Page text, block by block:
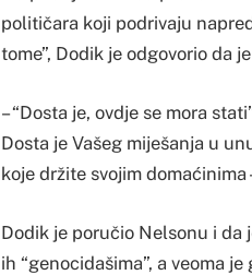
političara koji podrivaju
tome”, Dodik je odgovorio da
– “Dosta je, ovdje se mora
Dosta je Vašeg miješanja u
koje držite svojim domaćinima
Dodik je poručio Nelsonu i da
ih “genocidašima”, a veoma